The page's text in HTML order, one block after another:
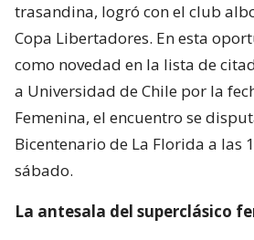
trasandina, logró con el club
Copa Libertadores. En esta
como novedad en la lista de
a Universidad de Chile por la
Femenina, el encuentro se
Bicentenario de La Florida a las
sábado.
La antesala del superclásico